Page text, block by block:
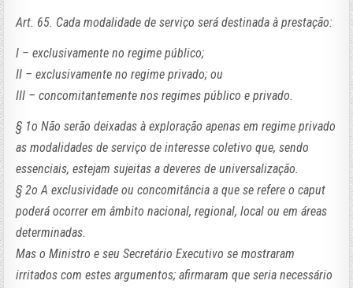
Art. 65. Cada modalidade de serviço será destinada à prestação:
I – exclusivamente no regime público;
II – exclusivamente no regime privado; ou
III – concomitantemente nos regimes público e privado.
§ 1o Não serão deixadas à exploração apenas em regime privado
as modalidades de serviço de interesse coletivo que, sendo
essenciais, estejam sujeitas a deveres de universalização.
§ 2o A exclusividade ou concomitância a que se refere o caput
poderá ocorrer em âmbito nacional, regional, local ou em áreas
determinadas.
Mas o Ministro e seu Secretário Executivo se mostraram
irritados com estes argumentos; afirmaram que seria necessário